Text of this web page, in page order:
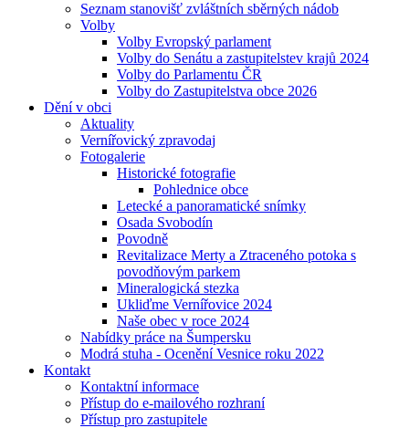
Seznam stanovišť zvláštních sběrných nádob
Volby
Volby Evropský parlament
Volby do Senátu a zastupitelstev krajů 2024
Volby do Parlamentu ČR
Volby do Zastupitelstva obce 2026
Dění v obci
Aktuality
Vernířovický zpravodaj
Fotogalerie
Historické fotografie
Pohlednice obce
Letecké a panoramatické snímky
Osada Svobodín
Povodně
Revitalizace Merty a Ztraceného potoka s
povodňovým parkem
Mineralogická stezka
Ukliďme Vernířovice 2024
Naše obec v roce 2024
Nabídky práce na Šumpersku
Modrá stuha - Ocenění Vesnice roku 2022
Kontakt
Kontaktní informace
Přístup do e-mailového rozhraní
Přístup pro zastupitele